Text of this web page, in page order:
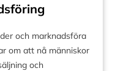
och marknadsföra
om att nå människor
och